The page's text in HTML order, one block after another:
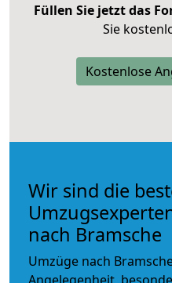
Füllen Sie jetzt das
Sie
Kostenlose
Wir sind die
nach Bramsche
Umzüge nach